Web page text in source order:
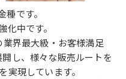
です。
化中です。
界最大級・お客様満足
し、様々な販売ルートを
実現しています。